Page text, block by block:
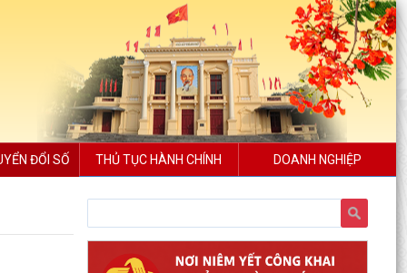
ĐỔI SỐ THỦ TỤC HÀNH CHÍNH DOANH NGHIỆP